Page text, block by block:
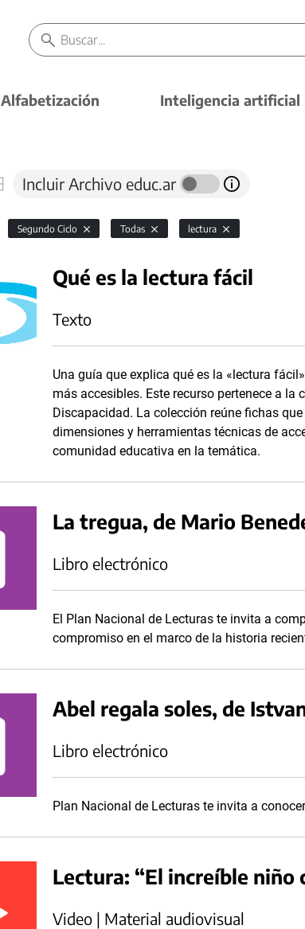
Alfabetización Inteligencia artificial
Incluir Archivo educ.ar
Segundo Ciclo Todas lectura
Qué es la lectura fácil
Texto
Una guía que explica qué es la «lectura
más accesibles. Este recurso pertenece a
Discapacidad. La colección reúne fichas
dimensiones y herramientas técnicas de
comunidad educativa en la temática.
La tregua, de Mario
Libro electrónico
El Plan Nacional de Lecturas te invita a
compromiso en el marco de la historia
Abel regala soles, de
Libro electrónico
Plan Nacional de Lecturas te invita a
Lectura: “El increíble niño
Video | Material audiovisual